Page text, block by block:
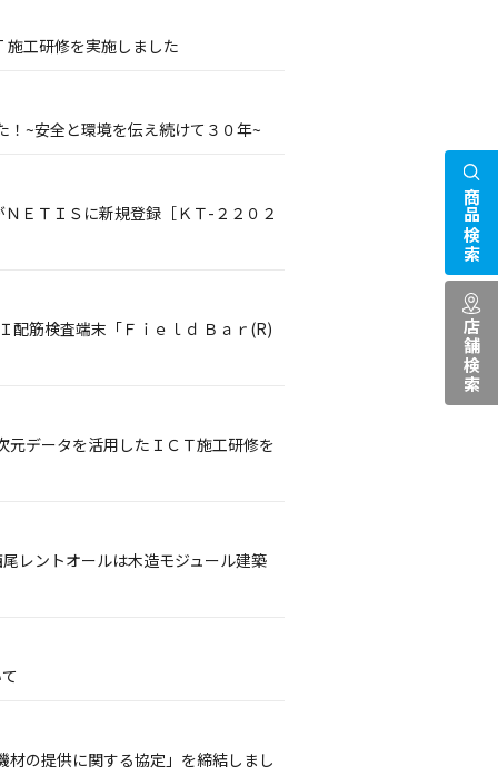
工研修を実施しました
~安全と環境を伝え続けて３０年~
ＥＴＩＳに新規登録［ＫＴ-２２０２
配筋検査端末「Ｆｉｅｌｄ Ｂａｒ(R)
データを活用したＩＣＴ施工研修を
レントオールは木造モジュール建築
の提供に関する協定」を締結しまし
商品検索
店舗検索